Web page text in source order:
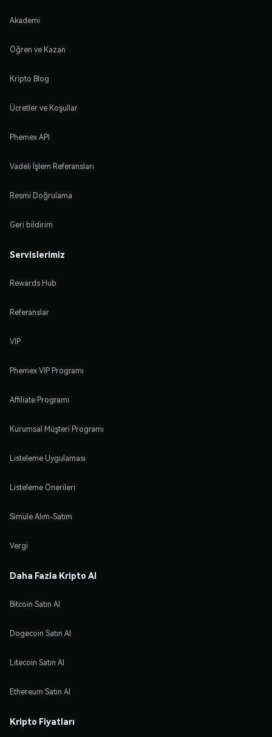
Akademi
Öğren ve Kazan
Kripto Blog
Ücretler ve Koşullar
Phemex API
Vadeli İşlem Referansları
Resmi Doğrulama
Geri bildirim
Servislerimiz
Rewards Hub
Referanslar
VIP
Phemex VIP Programı
Affiliate Programı
Kurumsal Müşteri Programı
Listeleme Uygulaması
Listeleme Önerileri
Simüle Alım-Satım
Vergi
Daha Fazla Kripto Al
Bitcoin Satın Al
Dogecoin Satın Al
Litecoin Satın Al
Ethereum Satın Al
Kripto Fiyatları